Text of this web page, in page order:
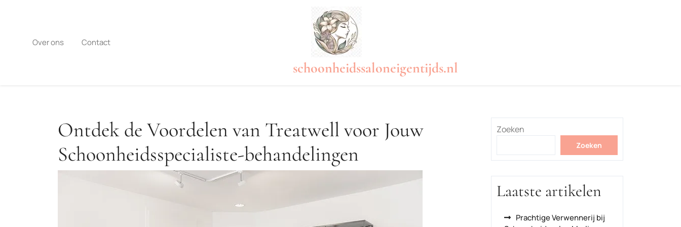
Over ons Contact
schoonheidssaloneigentijds.nl
Ontdek de Voordelen van Treatwell voor Jouw
Schoonheidsspecialiste-behandelingen
Zoeken
Zoeken
Laatste artikelen
Prachtige Verwennerij bij